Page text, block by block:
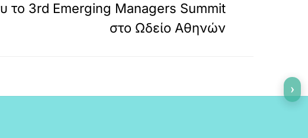
το 3rd Emerging Managers Summit
στο Ωδείο Αθηνών
›